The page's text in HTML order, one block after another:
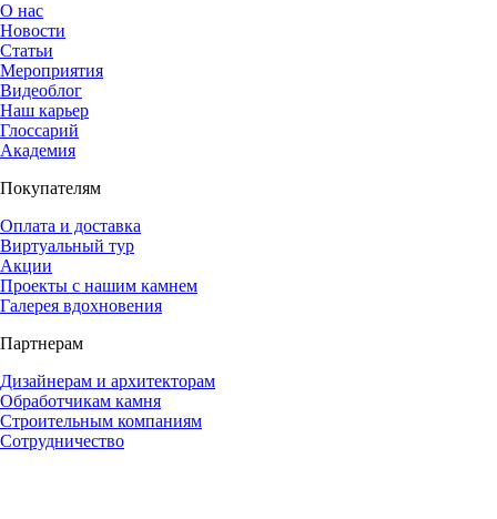
О нас
Новости
Статьи
Мероприятия
Видеоблог
Наш карьер
Глоссарий
Академия
Покупателям
Оплата и доставка
Виртуальный тур
Акции
Проекты с нашим камнем
Галерея вдохновения
Партнерам
Дизайнерам и архитекторам
Обработчикам камня
Строительным компаниям
Сотрудничество